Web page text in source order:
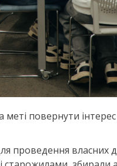
повернути
проведення власних